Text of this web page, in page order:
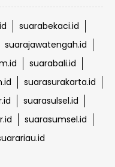
suarabekaci.id
suarajawatengah.id
suarabali.id
suarasurakarta.id
suarasulsel.id
suarasumsel.id